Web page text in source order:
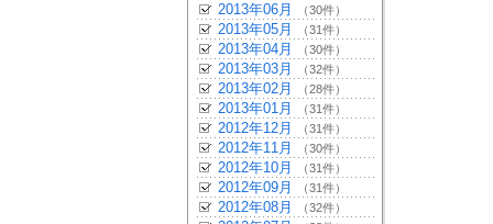
2013年06月 （30件）
2013年05月 （31件）
2013年04月 （30件）
2013年03月 （32件）
2013年02月 （28件）
2013年01月 （31件）
2012年12月 （31件）
2012年11月 （30件）
2012年10月 （31件）
2012年09月 （31件）
2012年08月 （32件）